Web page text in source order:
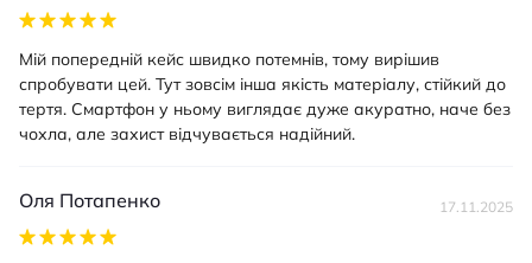
Мій попередній кейс швидко потемнів, тому вирішив
спробувати цей. Тут зовсім інша якість матеріалу, стійкий до
тертя. Смартфон у ньому виглядає дуже акуратно, наче без
чохла, але захист відчувається надійний.
Оля Потапенко 17.11.2025